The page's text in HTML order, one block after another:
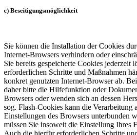
c) Beseitigungsmöglichkeit
Sie können die Installation der Cookies
Internet-Browsers verhindern oder
Sie bereits gespeicherte Cookies jederzeit
erforderlichen Schritte und Maßnahmen
konkret genutzten Internet-Browser ab.
daher bitte die Hilfefunktion oder
Browsers oder wenden sich an dessen
sog. Flash-Cookies kann die Verarbeitung
Einstellungen des Browsers unterbunden
müssen Sie insoweit die Einstellung Ihres
Auch die hierfür erforderlichen Schritte